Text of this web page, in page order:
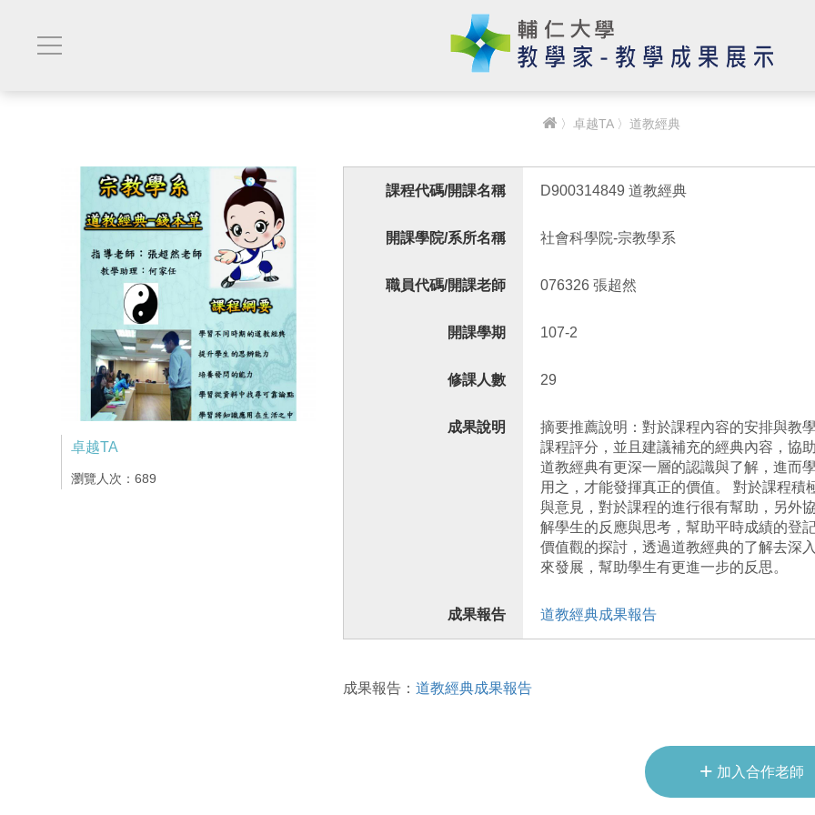
〉 卓越TA〉道教經典
卓越TA
瀏覽人次：689
課程代碼/開課名稱 D900314849 道教經典
開課學院/系所名稱 社會科學院-宗教學系
職員代碼/開課老師 076326 張超然
開課學期 107-2
修課人數 29
成果說明
摘要推薦說明：對於課程內容的安排與教
課程評分，並且建議補充的經典內容，協
道教經典有更深一層的認識與了解，進而
用之，才能發揮真正的價值。 對於課程
與意見，對於課程的進行很有幫助，另外
解學生的反應與思考，幫助平時成績的登
價值觀的探討，透過道教經典的了解去深
來發展，幫助學生有更進一步的反思。
成果報告 道教經典成果報告
成果報告：道教經典成果報告
+ 加入合作老師